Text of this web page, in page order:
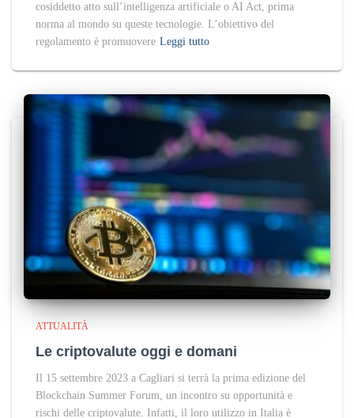
cosiddetto atto sull’intelligenza artificiale o AI Act, prima
norma al mondo su queste tecnologie. L’obiettivo del
regolamento è promuovere Leggi tutto
ATTUALITÀ
Le criptovalute oggi e domani
Il 15 settembre 2023 a Cagliari si terrà la prima edizione del
Blockchain Summer Forum, un incontro su opportunità e
rischi delle criptovalute. Infatti, il loro utilizzo in Italia è